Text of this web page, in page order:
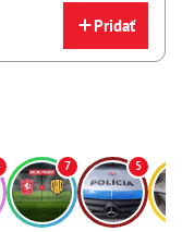
Pridať
7 5